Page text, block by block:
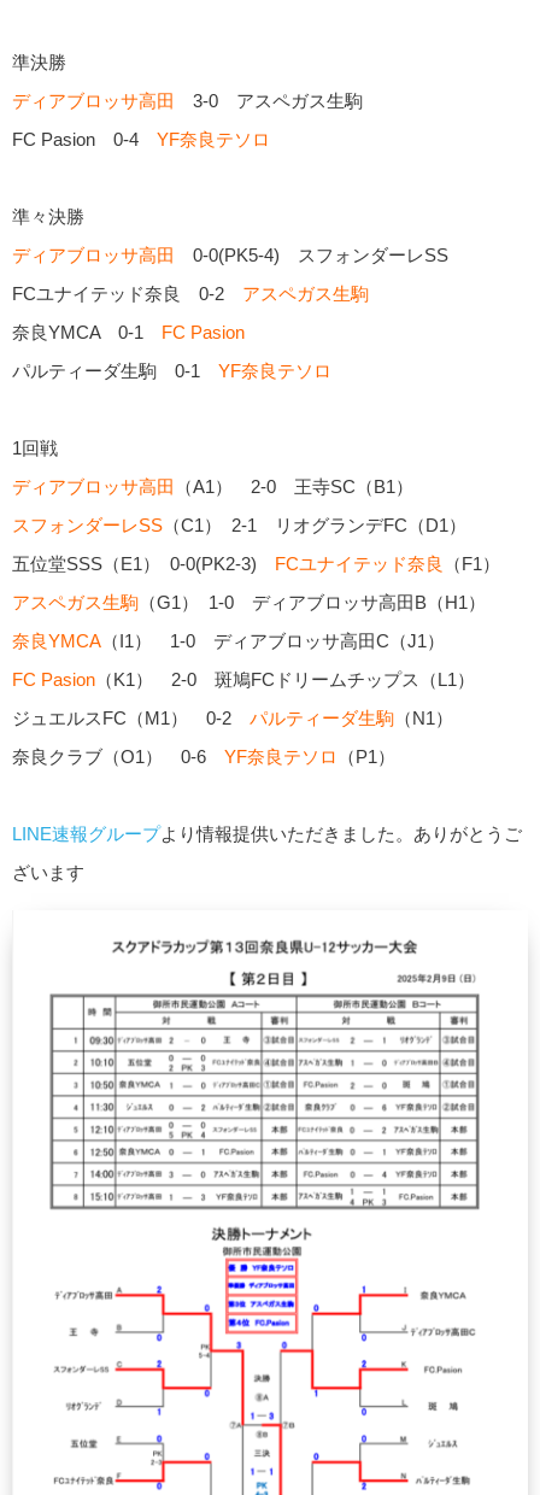
準決勝
ディアブロッサ高田
3-0 アスペガス生駒
FC Pasion 0-4 YF奈良テソロ
準々決勝
ディアブロッサ高田
0-0(PK5-4) スフォンダーレSS
FCユナイテッド奈良 0-2 アスペガス生駒
奈良YMCA 0-1 FC Pasion
パルティーダ生駒 0-1 YF奈良テソロ
1回戦
ディアブロッサ高田
（A1） 2-0 王寺SC（B1）
スフォンダーレSS （C1） 2-1 リオグランデFC（D1）
五位堂SSS（E1） 0-0(PK2-3) FCユナイテッド奈良
（F1）
アスペガス生駒 （G1） 1-0 ディアブロッサ高田B（H1）
奈良YMCA （I1） 1-0 ディアブロッサ高田C（J1）
FC Pasion （K1） 2-0 斑鳩FCドリームチップス（L1）
ジュエルスFC（M1） 0-2 パルティーダ生駒 （N1）
奈良クラブ（O1） 0-6 YF奈良テソロ （P1）
LINE速報グループより情報提供いただきました。ありがとうご
ざいます